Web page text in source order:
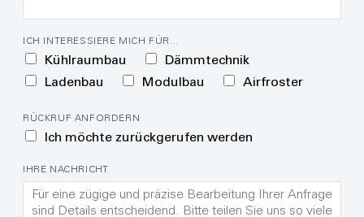
ICH INTERESSIERE MICH FÜR…
Kühlraumbau
Dämmtechnik
Ladenbau
Modulbau Airfroster
RÜCKRUF ANFORDERN
Ich möchte zurückgerufen werden
IHRE NACHRICHT